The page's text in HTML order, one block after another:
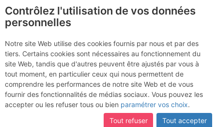
L'Escalès
Activités
Date/heure
7 juil. 2012 14:26
Contributeur
Thomas C
individuel (CC by-nc-nd)
Contrôlez l'utilisation de vos données
personnelles
Notre site Web utilise des cookies fournis par nous et par des
tiers. Certains cookies sont nécessaires au fonctionnement du
site Web, tandis que d'autres peuvent être ajustés par vous à
tout moment, en particulier ceux qui nous permettent de
comprendre les performances de notre site Web et de vous
fournir des fonctionnalités de médias sociaux. Vous pouvez les
accepter ou les refuser tous ou bien paramétrer vos choix.
Tout refuser
Tout accepter